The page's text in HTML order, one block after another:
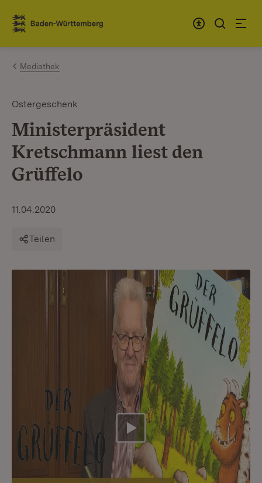
Zum Inhalt springen
Link zur Startseite
Mediathek
Ostergeschenk
Ministerpräsident
Kretschmann liest den
Grüffelo
11.04.2020
Teilen
Video abspielen